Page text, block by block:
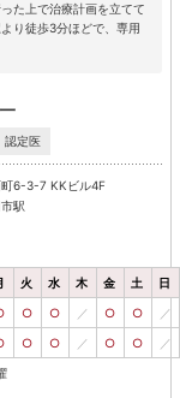
た上で治療計画を立てて
り徒歩3分ほどで、専用
認定医
町6-3-7 KKビル4F
駅
火 水 木 金 土 日
○ ○ ／ ○ ○ ／
○ ○ ／ ○ ○ ／